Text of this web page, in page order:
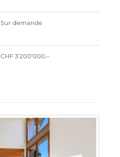
Sur demande
CHF 3'200'000.–